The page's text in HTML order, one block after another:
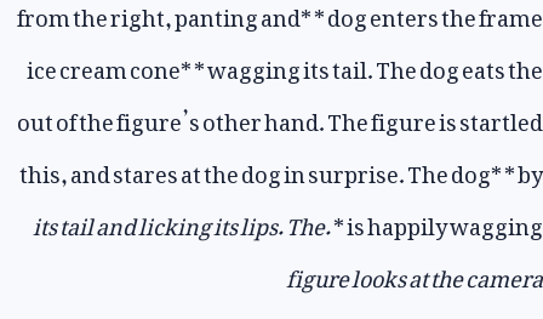
dog enters the frame
* *
from the right, panting and
wagging its tail. The dog eats the
* *
ice cream cone
out of the figure’s other hand. The figure is startled
by
* *
this, and stares at the dog in surprise. The dog
is happily wagging
*
.
its tail and licking its lips. The
figure looks at the camera